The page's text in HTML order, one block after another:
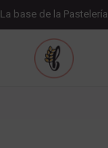
La base de la Pastelería